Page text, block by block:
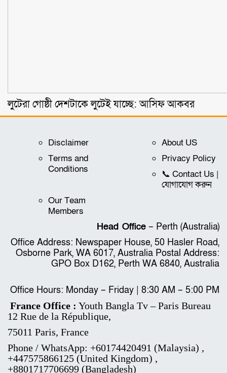
লুটেরা গোষ্ঠী দেশটাকে লুটেই যাচ্ছে: আসিফ আকবর
Disclaimer
About US
Terms and
Conditions
Privacy Policy
📞 Contact Us |
যোগাযোগ করুন
Our Team
Members
Head Office – Perth (Australia)
Office Address: Newspaper House, 50 Hasler Road,
Osborne Park, WA 6017, Australia Postal Address:
GPO Box D162, Perth WA 6840, Australia
Office Hours: Monday – Friday | 8:30 AM – 5:00 PM
France Office : Youth Bangla Tv – Paris Bureau
12 Rue de la République,
75011 Paris, France
Phone / WhatsApp: +60174420491 (Malaysia) ,
+447575866125 (United Kingdom) ,
+8801717706699 (Bangladesh)